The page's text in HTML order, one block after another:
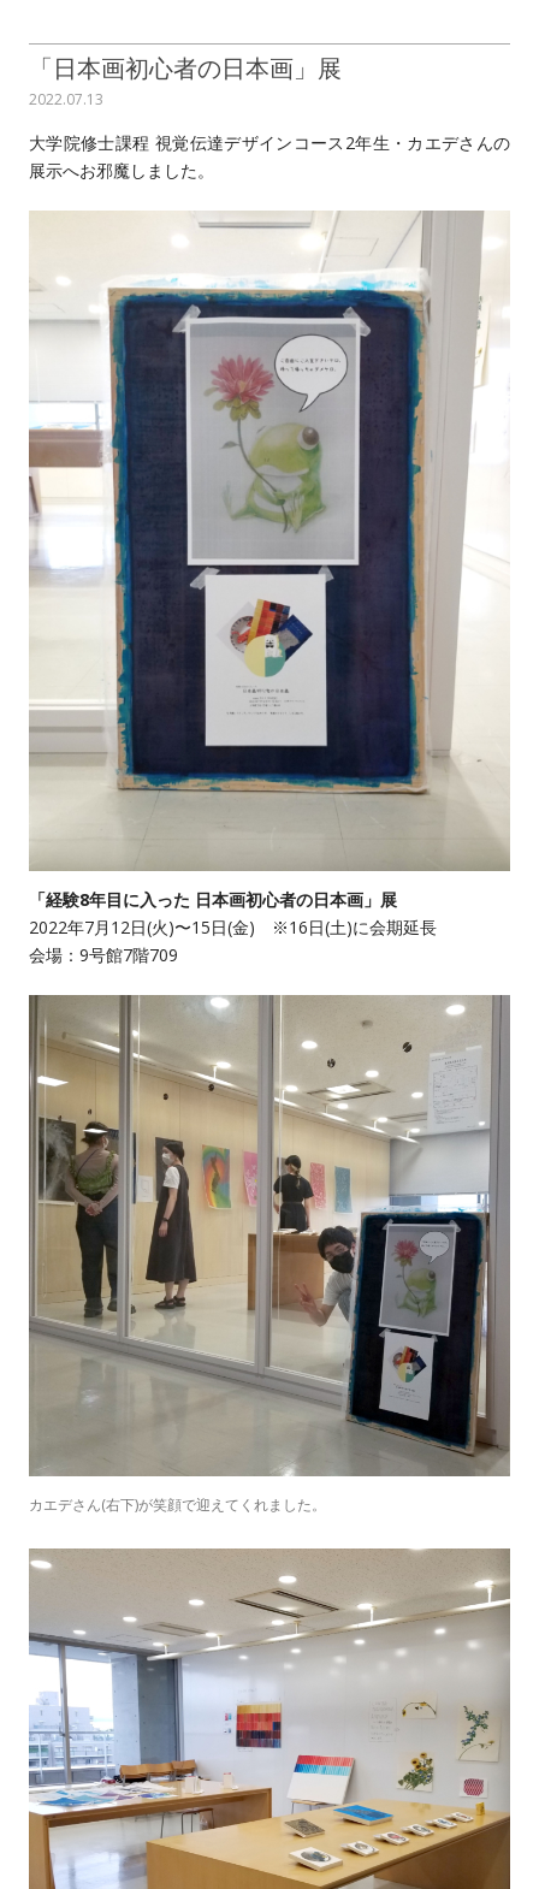
「日本画初心者の日本画」展
2022.07.13
大学院修士課程 視覚伝達デザインコース2年生・カエデさんの
展示へお邪魔しました。
「経験8年目に入った 日本画初心者の日本画」展
2022年7月12日(火)〜15日(金) ※16日(土)に会期延長
会場：9号館7階709
カエデさん(右下)が笑顔で迎えてくれました。